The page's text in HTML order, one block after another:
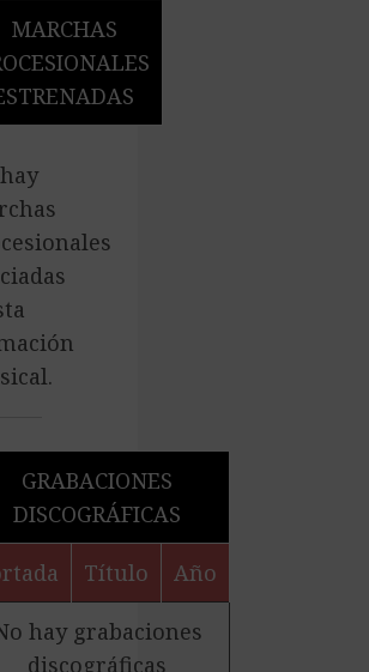
MARCHAS
GRABACIONES
DISCOGRÁFICAS
Título Año
hay grabaciones
discográficas